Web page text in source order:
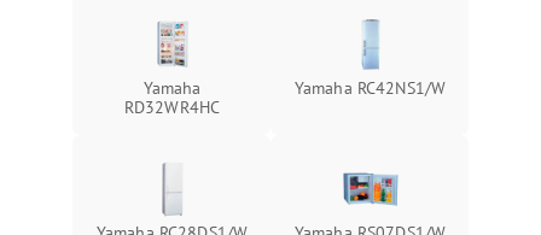
Yamaha
RD32WR4HC
Yamaha RC42NS1/W